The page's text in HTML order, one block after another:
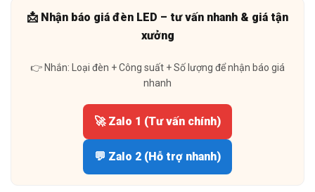
📩 Nhận báo giá đèn LED – tư vấn nhanh & giá tận
xưởng
👉 Nhắn: Loại đèn + Công suất + Số lượng để nhận báo giá
nhanh
🚀 Zalo 1 (Tư vấn chính)
💬 Zalo 2 (Hỗ trợ nhanh)